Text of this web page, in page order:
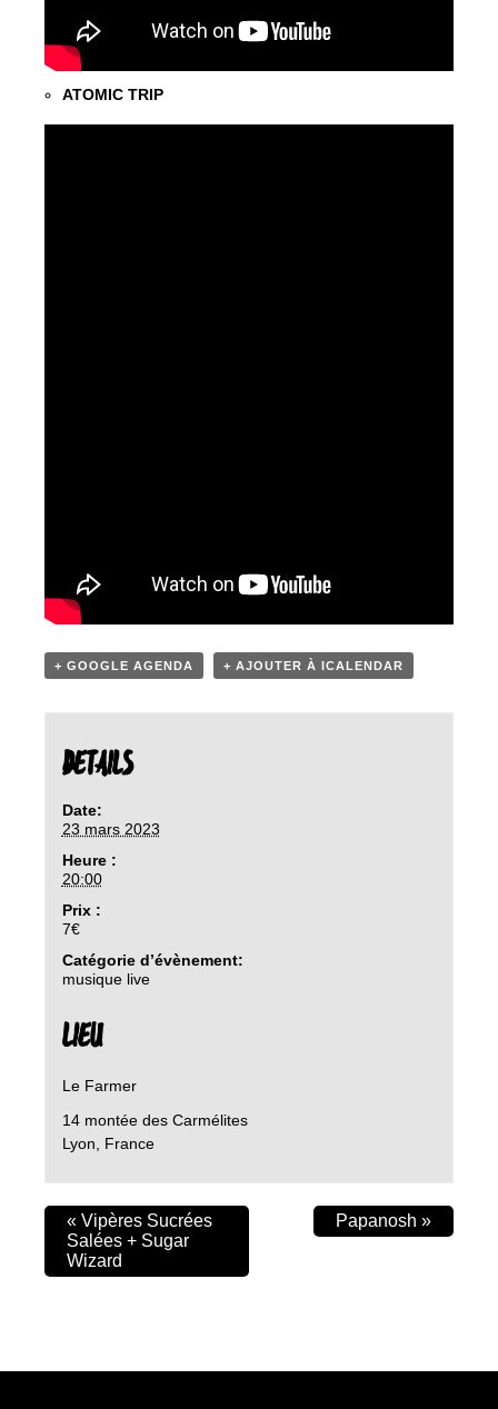
ATOMIC TRIP
+ GOOGLE AGENDA + AJOUTER À ICALENDAR
DETAILS
Date:
23 mars 2023
Heure :
20:00
Prix :
7€
Catégorie d’évènement:
musique live
LIEU
Le Farmer
14 montée des Carmélites
Lyon
France
« Vipères Sucrées
Salées + Sugar
Wizard
Papanosh »